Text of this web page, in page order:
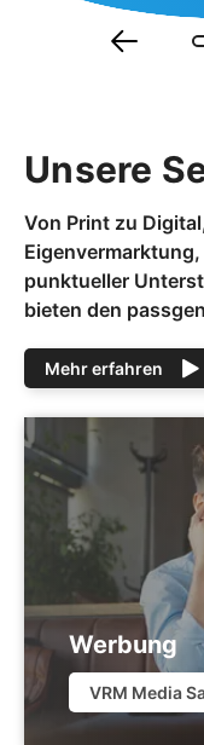
Unsere
Von Print zu
punktueller
bieten den
Mehr erfahren
Werbung
VRM Media